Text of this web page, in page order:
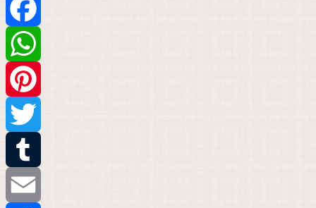
Facebook
WhatsApp
Pinterest
Twitter
Tumblr